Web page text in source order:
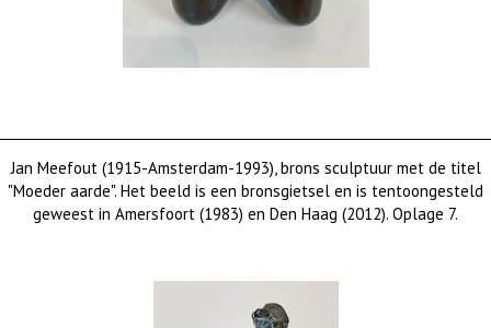
Jan Meefout (1915-Amsterdam-1993), brons sculptuur met de titel
"Moeder aarde". Het beeld is een bronsgietsel en is tentoongesteld
geweest in Amersfoort (1983) en Den Haag (2012). Oplage 7.